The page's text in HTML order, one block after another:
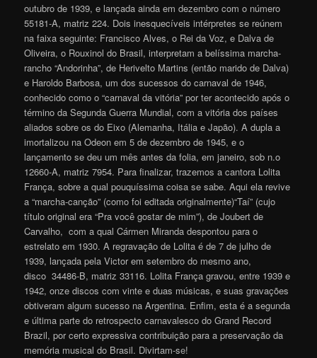
outubro de 1939, e lançada ainda em dezembro com o número
55181-A, matriz 224. Dois inesquecíveis intérpretes se reúnem
na faixa seguinte: Francisco Alves, o Rei da Voz, e Dalva de
Oliveira, o Rouxinol do Brasil, interpretam a belíssima marcha-
rancho “Andorinha”, de Herivelto Martins (então marido de Dalva)
e Haroldo Barbosa, um dos sucessos do carnaval de 1946,
conhecido como o “carnaval da vitória” por ter acontecido após o
término da Segunda Guerra Mundial, com a vitória dos países
aliados sobre os do Eixo (Alemanha, Itália e Japão). A dupla a
imortalizou na Odeon em 5 de dezembro de 1945, e o
lançamento se deu um mês antes da folia, em janeiro, sob n.o
12660-A, matriz 7954. Para finalizar, trazemos a cantora Lolita
França, sobre a qual pouquíssima coisa se sabe. Aqui ela revive
a “marcha-canção” (como foi editada originalmente)“Taí” (cujo
título original era “Pra você gostar de mim”), de Joubert de
Carvalho, com a qual Cármen Miranda despontou para o
estrelato em 1930. A regravação de Lolita é de 7 de julho de
1939, lançada pela Victor em setembro do mesmo ano,
disco 34486-B, matriz 33116. Lolita França gravou, entre 1939 e
1942, onze discos com vinte e duas músicas, e suas gravações
obtiveram algum sucesso na Argentina. Enfim, esta é a segunda
e última parte do retrospecto carnavalesco do Grand Record
Brazil, por certo expressiva contribuição para a preservação da
memória musical do Brasil. Divirtam-se!